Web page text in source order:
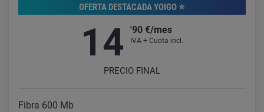
OFERTA DESTACADA YOIGO ⭐️
14 '90 €/mes
IVA + Cuota incl.
PRECIO FINAL
Fibra 600 Mb